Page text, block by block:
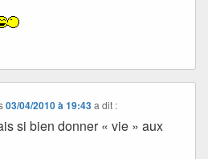
03/04/2010 à 19:43 a dit :
si bien donner « vie » aux